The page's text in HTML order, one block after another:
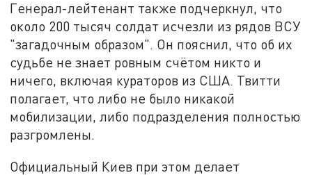
Генерал-лейтенант также подчеркнул, что
около 200 тысяч солдат исчезли из рядов ВСУ
"загадочным образом". Он пояснил, что об их
судьбе не знает ровным счётом никто и
ничего, включая кураторов из США. Твитти
полагает, что либо не было никакой
мобилизации, либо подразделения полностью
разгромлены.
Официальный Киев при этом делает